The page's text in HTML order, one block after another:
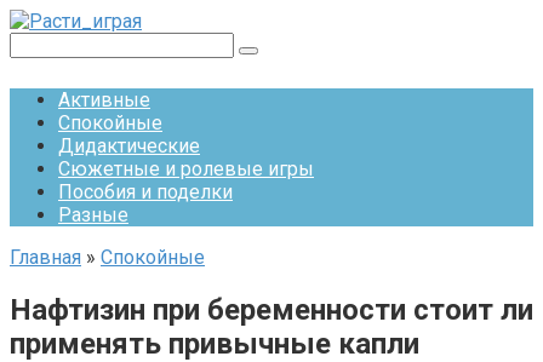
Перейти
контенту
Активные
Спокойные
Дидактические
Сюжетные и ролевые игры
Пособия и поделки
Разные
Главная » Спокойные
Нафтизин при беременности стоит ли
применять привычные капли